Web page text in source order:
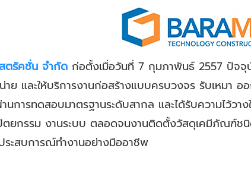
ตรัคชั่น จำกัด ก่อตั้งเมื่อวันที่ 7 กุมภาพันธ์ 2557 ปัจจุ
ย และให้บริการงานก่อสร้างแบบครบวงจร รับเหมา อ
การทดสอบมาตรฐานระดับสากล และได้รับความไว้ว
ยกรรม งานระบบ ตลอดจนงานติดตั้งวัสดุเคมีภัณฑ์ชนิ
ะสบการณ์ทำงานอย่างมืออาชีพ